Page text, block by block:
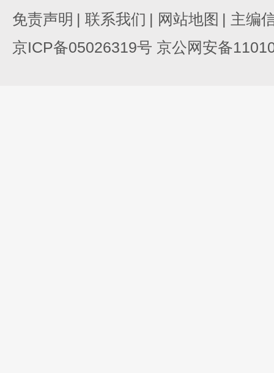
免责声明 | 联系我们 | 网站地图 | 主编
京ICP备05026319号 京公网安备